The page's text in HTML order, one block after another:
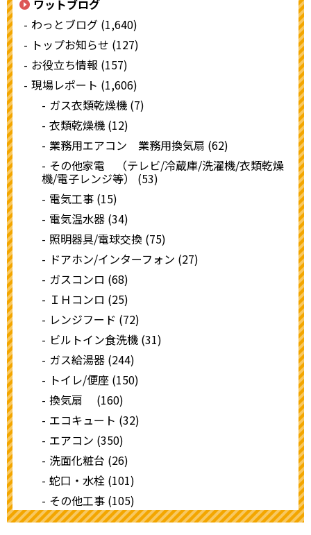
ワットブログ
わっとブログ (1,640)
トップお知らせ (127)
お役立ち情報 (157)
現場レポート (1,606)
ガス衣類乾燥機 (7)
衣類乾燥機 (12)
業務用エアコン 業務用換気扇 (62)
その他家電 （テレビ/冷蔵庫/洗濯機/衣類乾燥
機/電子レンジ等） (53)
電気工事 (15)
電気温水器 (34)
照明器具/電球交換 (75)
ドアホン/インターフォン (27)
ガスコンロ (68)
ＩＨコンロ (25)
レンジフード (72)
ビルトイン食洗機 (31)
ガス給湯器 (244)
トイレ/便座 (150)
換気扇 (160)
エコキュート (32)
エアコン (350)
洗面化粧台 (26)
蛇口・水栓 (101)
その他工事 (105)